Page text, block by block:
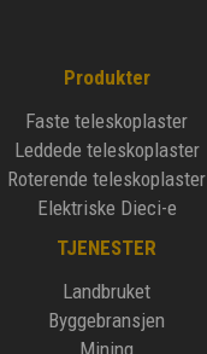
Produkter
Faste teleskoplaster
Leddede teleskoplaster
Roterende teleskoplaster
Elektriske Dieci-e
TJENESTER
Landbruket
Byggebransjen